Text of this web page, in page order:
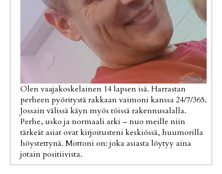
Olen vaajakoskelainen 14 lapsen isä. Harrastan
perheen pyöritystä rakkaan vaimoni kanssa 24/7/365.
Jossain välissä käyn myös töissä rakennusalalla.
Perhe, usko ja normaali arki – nuo meille niin
tärkeät asiat ovat kirjoitusteni keskiössä, huumorilla
höystettynä. Mottoni on: joka asiasta löytyy aina
jotain positiivista.